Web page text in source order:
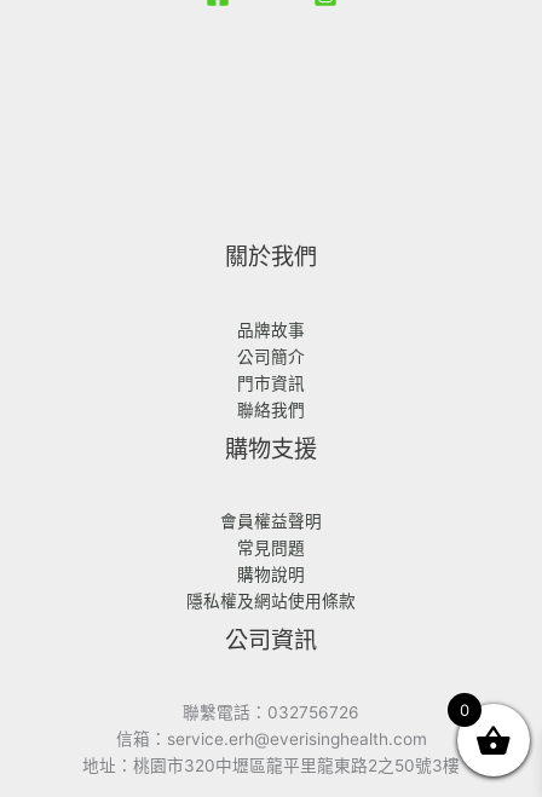
關於我們
品牌故事
公司簡介
門市資訊
聯絡我們
購物支援
會員權益聲明
常見問題
購物說明
隱私權及網站使用條款
公司資訊
聯繫電話：032756726
信箱：service.erh@everisinghealth.com
地址：桃園市320中壢區龍平里龍東路2之50號3樓
0